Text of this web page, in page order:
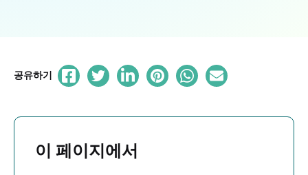
공유하기
이 페이지에서